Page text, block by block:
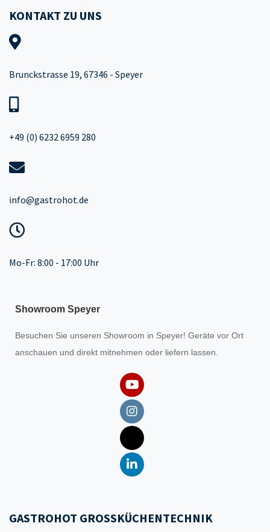
KONTAKT ZU UNS
Brunckstrasse 19, 67346 - Speyer
+49 (0) 6232 6959 280
info@gastrohot.de
Mo-Fr: 8:00 - 17:00 Uhr
Showroom Speyer
Besuchen Sie unseren Showroom in Speyer! Geräte vor Ort
anschauen und direkt mitnehmen oder liefern lassen.
GASTROHOT GROSSKÜCHENTECHNIK